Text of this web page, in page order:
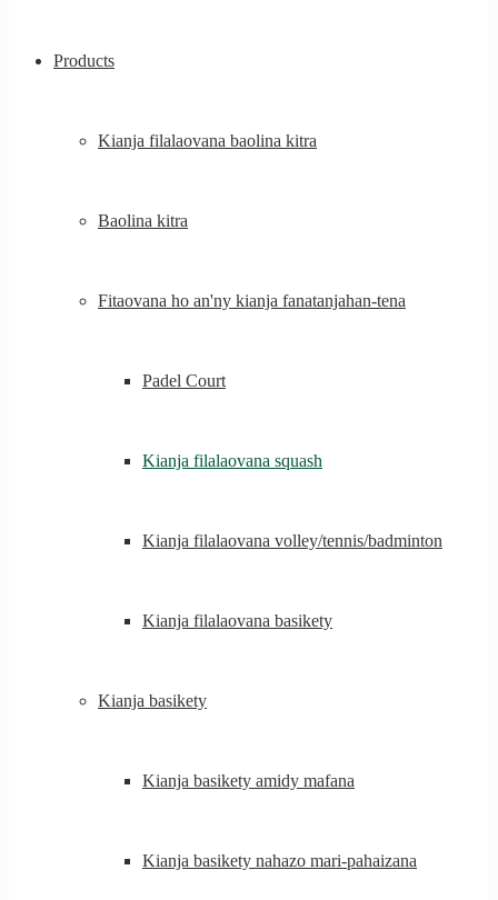
Products
Kianja filalaovana baolina kitra
Baolina kitra
Fitaovana ho an'ny kianja fanatanjahan-tena
Padel Court
Kianja filalaovana squash
Kianja filalaovana volley/tennis/badminton
Kianja filalaovana basikety
Kianja basikety
Kianja basikety amidy mafana
Kianja basikety nahazo mari-pahaizana